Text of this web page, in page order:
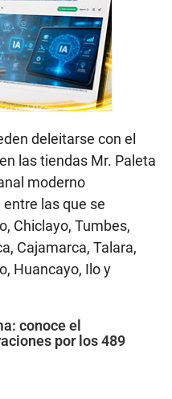
deleitarse con el
las tiendas Mr. Paleta
moderno
las que se
Chiclayo, Tumbes,
Cajamarca, Talara,
Huancayo, Ilo y
conoce el
por los 489